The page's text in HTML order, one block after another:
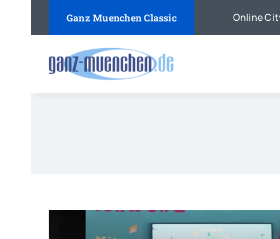
Ganz Muenchen Classic Online